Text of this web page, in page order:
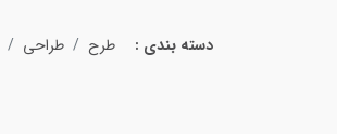
دسته بندی : طرح طراحی